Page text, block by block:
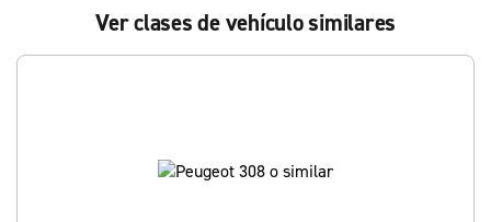
Ver clases de vehículo similares